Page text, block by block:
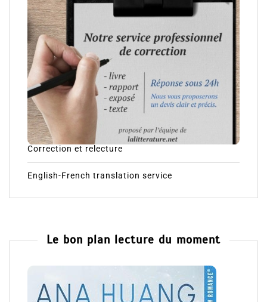
Correction et relecture
English-French translation service
Le bon plan lecture du moment